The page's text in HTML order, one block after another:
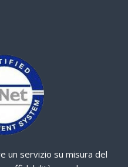
un servizio su misura del